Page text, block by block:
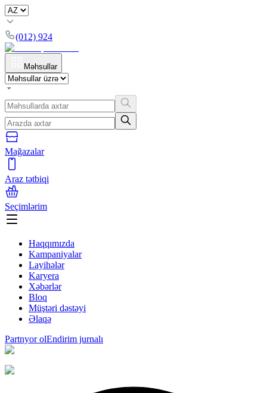
(012) 924
Məhsullar
Mağazalar
Araz tətbiqi
Seçimlərim
Haqqımızda
Kampaniyalar
Layihələr
Karyera
Xəbərlər
Bloq
Müştəri dəstəyi
Əlaqə
Partnyor olEndirim jurnalı